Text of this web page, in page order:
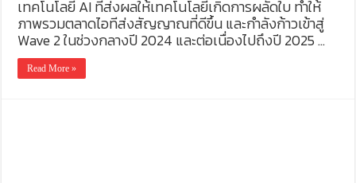
เทคโนโลยี AI ที่ส่งผลให้เทคโนโลยีเกิดการผลัดใบ ทำให้
ภาพรวมตลาดไอทีส่งสัญญาณที่ดีขึ้น และกำลังก้าวเข้าสู่
Wave 2 ในช่วงกลางปี 2024 และต่อเนื่องไปถึงปี 2025 …
Read More »